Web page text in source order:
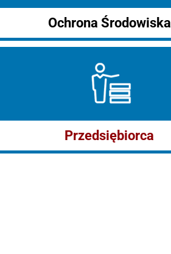
Ochrona Środowiska
Przedsiębiorca